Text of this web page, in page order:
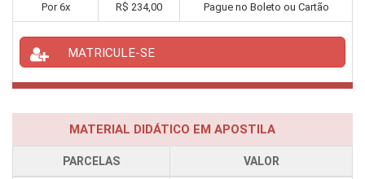
Por6x R$ 234,00 Pague no Boleto ou Cartão
MATRICULE-SE
MATERIAL DIDÁTICO EM APOSTILA
PARCELAS VALOR